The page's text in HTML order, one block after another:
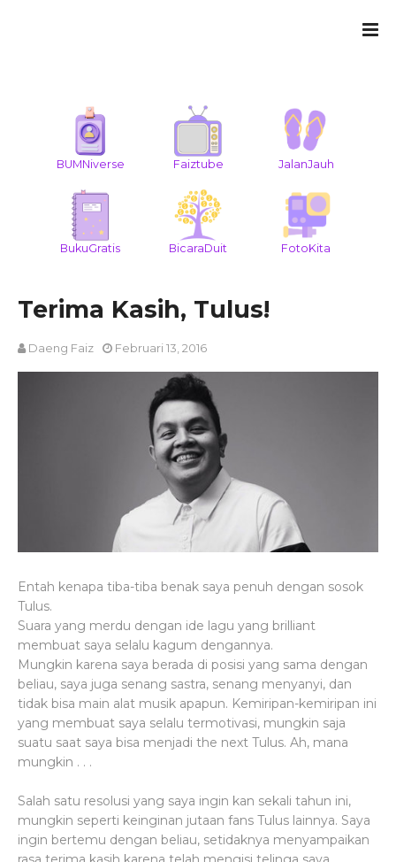
BUMNiverse Faiztube JalanJauh
BukuGratis BicaraDuit FotoKita
Terima Kasih, Tulus!
Daeng Faiz Februari 13, 2016
Entah kenapa tiba-tiba benak saya penuh dengan sosok
Tulus.
Suara yang merdu dengan ide lagu yang brilliant
membuat saya selalu kagum dengannya.
Mungkin karena saya berada di posisi yang sama dengan
beliau, saya juga senang sastra, senang menyanyi, dan
tidak bisa main alat musik apapun. Kemiripan-kemiripan ini
yang membuat saya selalu termotivasi, mungkin saja
suatu saat saya bisa menjadi the next Tulus. Ah, mana
mungkin . . .
Salah satu resolusi yang saya ingin kan sekali tahun ini,
mungkin seperti keinginan jutaan fans Tulus lainnya. Saya
ingin bertemu dengan beliau, setidaknya menyampaikan